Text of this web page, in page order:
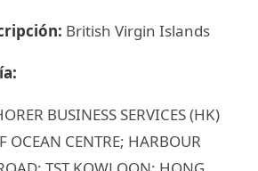
British Virgin Islands
BUSINESS SERVICES (HK)
OCEAN CENTRE; HARBOUR